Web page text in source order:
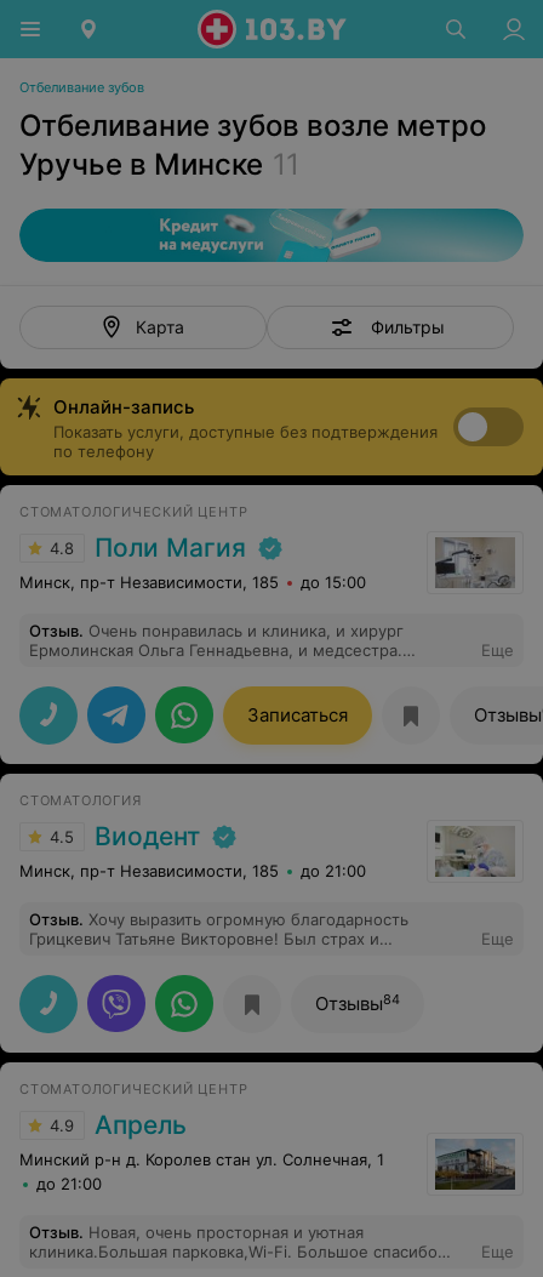
Отбеливание зубов
Отбеливание зубов возле метро
Уручье в Минске 11
Карта Фильтры
Онлайн-запись
Показать услуги, доступные без подтверждения
по телефону
СТОМАТОЛОГИЧЕСКИЙ ЦЕНТР
4.8 Поли Магия
Минск, пр-т Независимости, 185 до 15:00
Отзыв. Очень понравилась и клиника, и хирург
Ермолинская Ольга Геннадьевна, и медсестра.
прокомментировала, все процедуры обосновала,
сделала все безболезненно и быстро, подробно
рассказала, что делать после визита к ней и как ее
найти в случае какой беды. Кроме всего, и поддержала
морально, и отдохнуть немного дала, и воды попить, и
встречала. Рекомендую.
Еще
Записаться Отзывы
СТОМАТОЛОГИЯ
4.5 Виодент
Минск, пр-т Независимости, 185 до 21:00
Отзыв. Хочу выразить огромную благодарность
Грицкевич Татьяне Викторовне! Был страх и
уверенность и профессионализм доктора приятно
удивил и придал смелости.Сегодня сняли швы и уже
можно говорить о промежуточном результате. Татьяна
Викторовна сказала, что все хорошо! Всем буду
советовать ваш центр и в частности, Татьяну
Успехов вам и процветания!
Еще
Отзывы84
СТОМАТОЛОГИЧЕСКИЙ ЦЕНТР
4.9 Апрель
Минский р-н д. Королев стан ул. Солнечная, 1
до 21:00
Отзыв. Новая, очень просторная и уютная
клиника.Большая парковка,Wi-Fi. Большое спасибо
Еще